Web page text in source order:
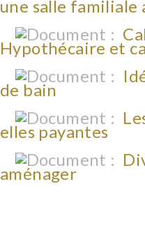
une salle familiale
Hypothécaire et
de bain
elles payantes
aménager